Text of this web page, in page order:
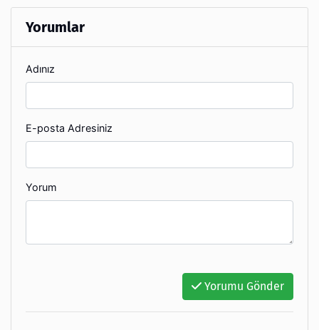
Yorumlar
Adınız
E-posta Adresiniz
Yorum
Yorumu Gönder